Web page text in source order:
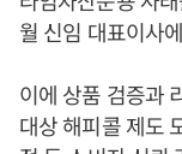
월 신임 대표이사
이에 상품 검증과
대상 해피콜 제도